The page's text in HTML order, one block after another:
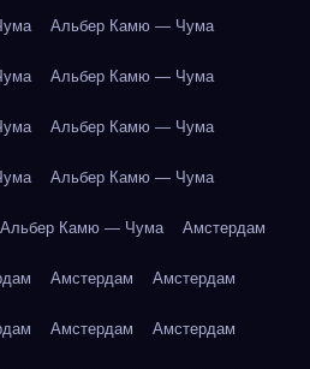
Альбер Камю — Чума
Альбер Камю — Чума
Альбер Камю — Чума
Альбер Камю — Чума
Альбер Камю — Чума Амстердам
Амстердам Амстердам
Амстердам Амстердам